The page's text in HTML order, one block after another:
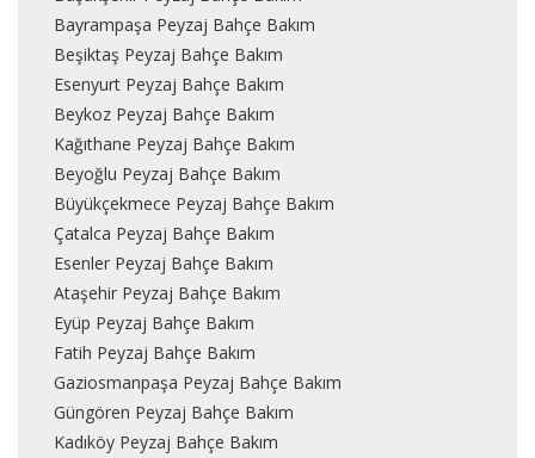
Bayrampaşa Peyzaj Bahçe Bakım
Beşiktaş Peyzaj Bahçe Bakım
Esenyurt Peyzaj Bahçe Bakım
Beykoz Peyzaj Bahçe Bakım
Kağıthane Peyzaj Bahçe Bakım
Beyoğlu Peyzaj Bahçe Bakım
Büyükçekmece Peyzaj Bahçe Bakım
Çatalca Peyzaj Bahçe Bakım
Esenler Peyzaj Bahçe Bakım
Ataşehir Peyzaj Bahçe Bakım
Eyüp Peyzaj Bahçe Bakım
Fatih Peyzaj Bahçe Bakım
Gaziosmanpaşa Peyzaj Bahçe Bakım
Güngören Peyzaj Bahçe Bakım
Kadıköy Peyzaj Bahçe Bakım